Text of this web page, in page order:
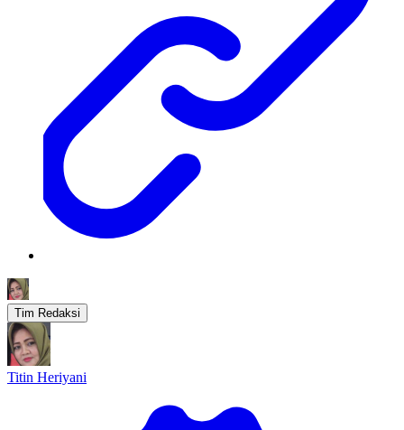
Tim Redaksi
Titin Heriyani